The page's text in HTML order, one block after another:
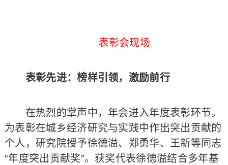
表彰会现场
表彰先进：榜样引领，激励前行
在热烈的掌声中，年会进入年度表彰环节。
为表彰在城乡经济研究与实践中作出突出贡献的
个人，研究院授予徐德溢、郑勇华、王新等同志
“年度突出贡献奖”。获奖代表徐德溢结合多年基